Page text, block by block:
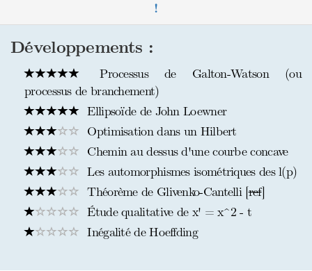
!
Développements :
Processus de Galton-Watson (ou
processus de branchement)
Ellipsoïde de John Loewner
Optimisation dans un Hilbert
Chemin au dessus d'une courbe concave
Les automorphismes isométriques des l(p)
Théorème de Glivenko-Cantelli [ref]
Étude qualitative de x' = x^2 - t
Inégalité de Hoeffding